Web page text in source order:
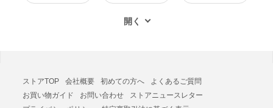
ストアTOP 会社概要 初めての方へ
よくあるご質問
お買い物ガイド
お問い合わせ
ストアニュースレター